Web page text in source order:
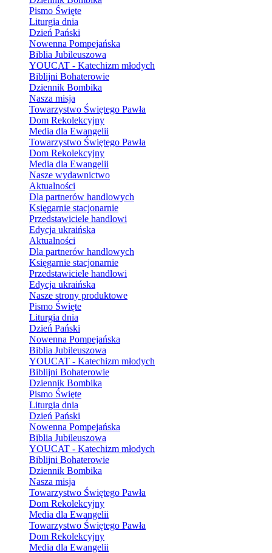
Pismo Święte
Liturgia dnia
Dzień Pański
Nowenna Pompejańska
Biblia Jubileuszowa
YOUCAT - Katechizm młodych
Biblijni Bohaterowie
Dziennik Bombika
Nasza misja
Towarzystwo Świętego Pawła
Dom Rekolekcyjny
Media dla Ewangelii
Towarzystwo Świętego Pawła
Dom Rekolekcyjny
Media dla Ewangelii
Nasze wydawnictwo
Aktualności
Dla partnerów handlowych
Księgarnie stacjonarnie
Przedstawiciele handlowi
Edycja ukraińska
Aktualności
Dla partnerów handlowych
Księgarnie stacjonarnie
Przedstawiciele handlowi
Edycja ukraińska
Nasze strony produktowe
Pismo Święte
Liturgia dnia
Dzień Pański
Nowenna Pompejańska
Biblia Jubileuszowa
YOUCAT - Katechizm młodych
Biblijni Bohaterowie
Dziennik Bombika
Pismo Święte
Liturgia dnia
Dzień Pański
Nowenna Pompejańska
Biblia Jubileuszowa
YOUCAT - Katechizm młodych
Biblijni Bohaterowie
Dziennik Bombika
Nasza misja
Towarzystwo Świętego Pawła
Dom Rekolekcyjny
Media dla Ewangelii
Towarzystwo Świętego Pawła
Dom Rekolekcyjny
Media dla Ewangelii